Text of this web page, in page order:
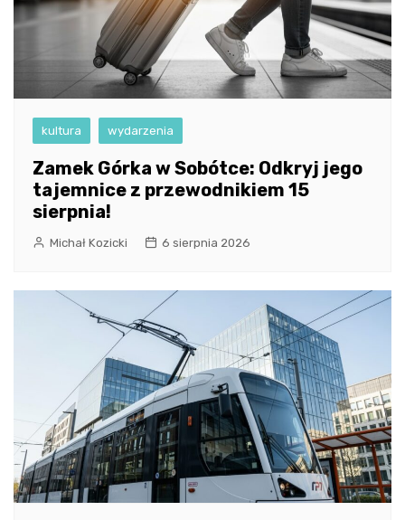
kultura wydarzenia
Zamek Górka w Sobótce: Odkryj jego
tajemnice z przewodnikiem 15
sierpnia!
Michał Kozicki 6 sierpnia 2026